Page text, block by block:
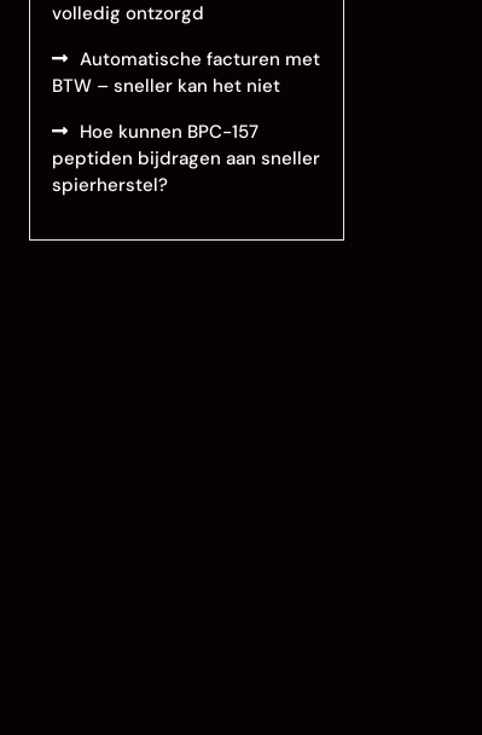
volledig ontzorgd
Automatische facturen met
BTW – sneller kan het niet
Hoe kunnen BPC-157
peptiden bijdragen aan sneller
spierherstel?